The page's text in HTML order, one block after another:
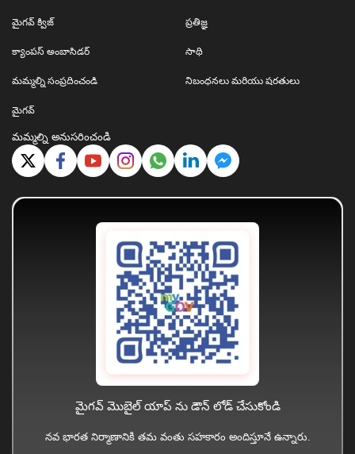
మైగవ్ క్విజ్ ప్రతిజ్ఞ
క్యాంపస్ అంబాసిడర్ సాథి
మమ్మల్ని సంప్రదించండి నిబంధనలు మరియు షరతులు
మైగవ్
మమ్మల్ని అనుసరించండి
మైగవ్ మొబైల్ యాప్ ను డౌన్ లోడ్ చేసుకోండి
నవ భారత నిర్మాణానికి తమ వంతు సహకారం అందిస్తూనే ఉన్నారు.